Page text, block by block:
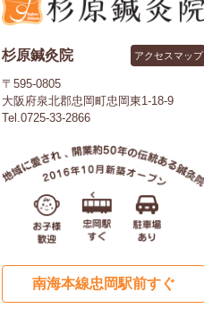
杉原鍼灸院 アクセスマップ
〒595-0805
大阪府泉北郡忠岡町忠岡東1-18-9
Tel.0725-33-2866
南海本線忠岡駅前すぐ